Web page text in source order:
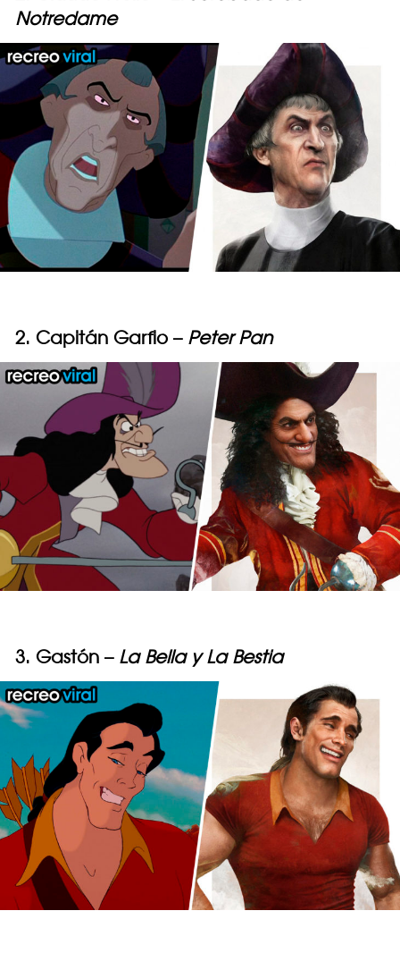
Notredame
2. Capitán Garfio – Peter Pan
3. Gastón – La Bella y La Bestia